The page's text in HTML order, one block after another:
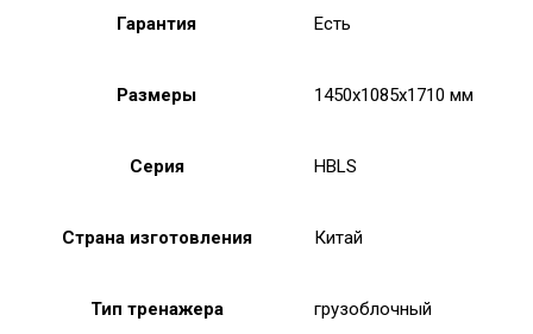
Гарантия Есть
Размеры 1450x1085x1710 мм
Серия HBLS
Страна изготовления Китай
Тип тренажера грузоблочный